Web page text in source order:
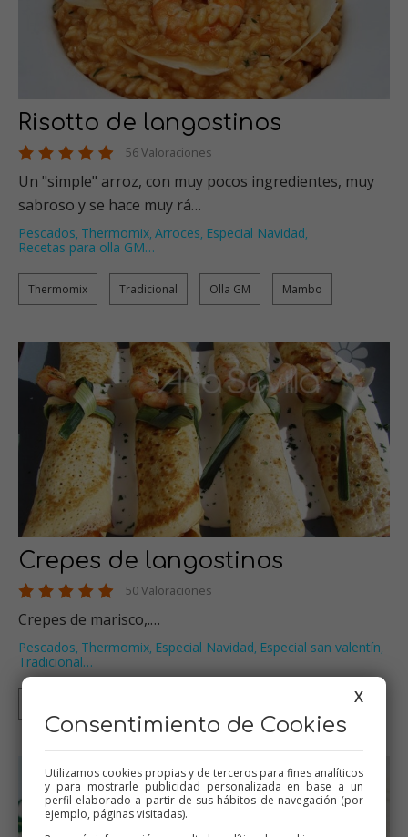
Risotto de langostinos
56 Valoraciones
Un "simple" arroz, con muy pocos ingredientes, muy
sabroso y se hace muy rá…
Pescados, Thermomix, Arroces, Especial Navidad,
Recetas para olla GM…
Thermomix Tradicional Olla GM Mambo
Crepes de langostinos
50 Valoraciones
Crepes de marisco,.…
Pescados, Thermomix, Especial Navidad, Especial san valentín,
Tradicional…
X
Consentimiento de Cookies
Utilizamos cookies propias y de terceros para fines analíticos
y para mostrarle publicidad personalizada en base a un
perfil elaborado a partir de sus hábitos de navegación (por
ejemplo, páginas visitadas).